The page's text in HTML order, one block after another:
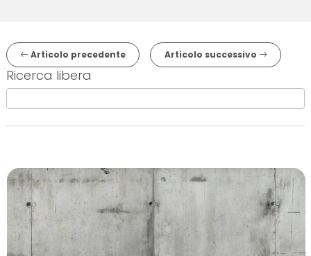
Articolo precedente Articolo successivo
Ricerca libera